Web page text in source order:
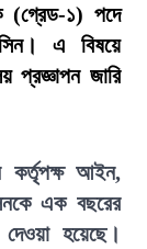
(গ্রেড-১) পদে
এ বিষয়ে
প্রজ্ঞাপন জারি
কর্তৃপক্ষ আইন,
এক বছরের
হয়েছে।